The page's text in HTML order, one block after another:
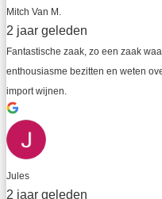
Mitch Van M.
2 jaar geleden
Fantastische zaak, zo een zaak
enthousiasme bezitten en weten
import wijnen.
Jules
2 jaar geleden